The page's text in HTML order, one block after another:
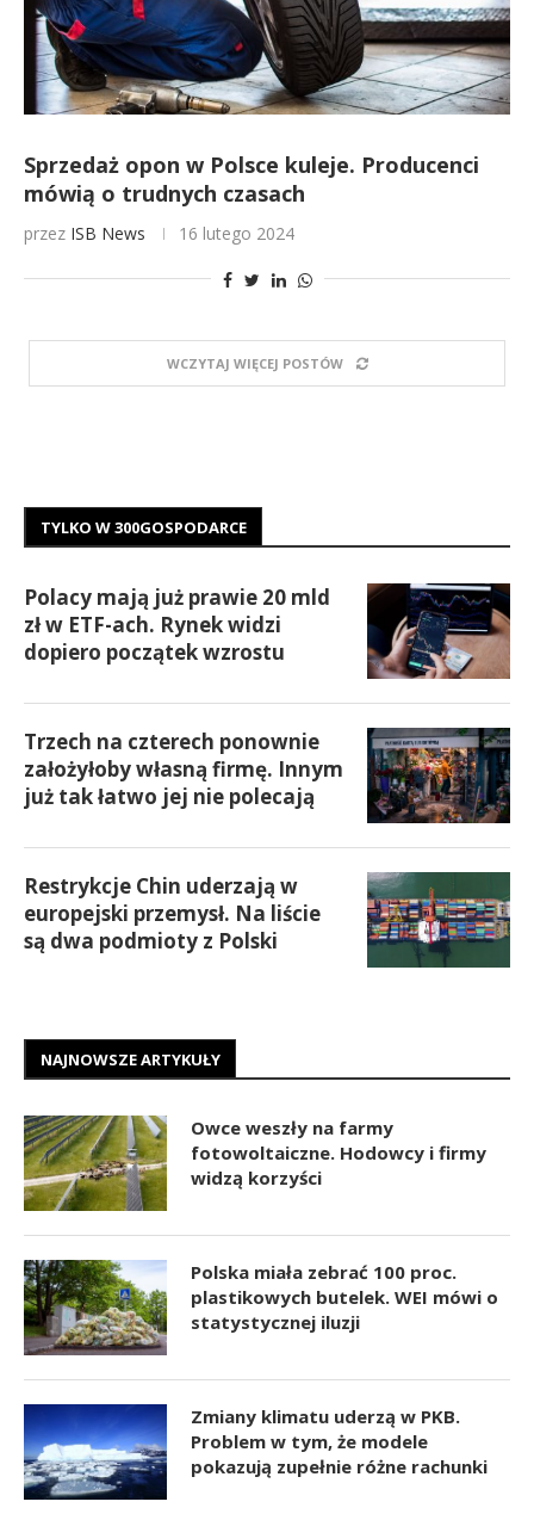
Sprzedaż opon w Polsce kuleje. Producenci
mówią o trudnych czasach
przez ISB News 16 lutego 2024
WCZYTAJ WIĘCEJ POSTÓW
TYLKO W 300GOSPODARCE
Polacy mają już prawie 20 mld
zł w ETF-ach. Rynek widzi
dopiero początek wzrostu
Trzech na czterech ponownie
założyłoby własną firmę. Innym
już tak łatwo jej nie polecają
Restrykcje Chin uderzają w
europejski przemysł. Na liście
są dwa podmioty z Polski
NAJNOWSZE ARTYKUŁY
Owce weszły na farmy
fotowoltaiczne. Hodowcy i firmy
widzą korzyści
Polska miała zebrać 100 proc.
plastikowych butelek. WEI mówi o
statystycznej iluzji
Zmiany klimatu uderzą w PKB.
Problem w tym, że modele
pokazują zupełnie różne rachunki